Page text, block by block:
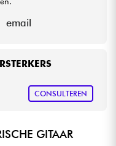
CONSULTEREN
email
GITAAR